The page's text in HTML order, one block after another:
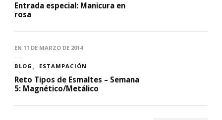
Entrada especial: Manicura en
rosa
EN 11 DE MARZO DE 2014
BLOG ESTAMPACIÓN
Reto Tipos de Esmaltes – Semana
5: Magnético/Metálico